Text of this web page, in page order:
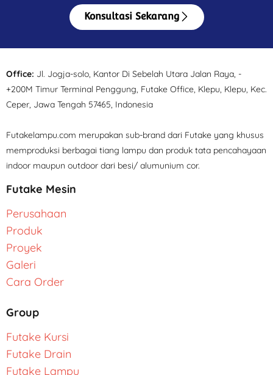
Konsultasi Sekarang
Office: Jl. Jogja-solo, Kantor Di Sebelah Utara Jalan Raya, -
+200M Timur Terminal Penggung, Futake Office, Klepu, Klepu, Kec.
Ceper, Jawa Tengah 57465, Indonesia
Futakelampu.com merupakan sub-brand dari Futake yang khusus
memproduksi berbagai tiang lampu dan produk tata pencahayaan
indoor maupun outdoor dari besi/ alumunium cor.
Futake Mesin
Perusahaan
Produk
Proyek
Galeri
Cara Order
Group
Futake Kursi
Futake Drain
Futake Lampu